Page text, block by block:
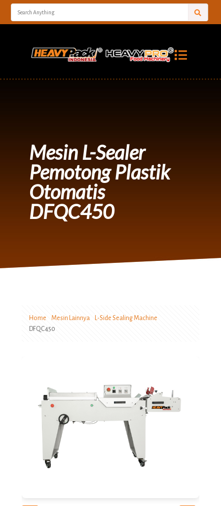
Mesin L-Sealer
Pemotong Plastik
Otomatis
DFQC450
Home Mesin Lainnya
L-Side Sealing Machine
DFQC450